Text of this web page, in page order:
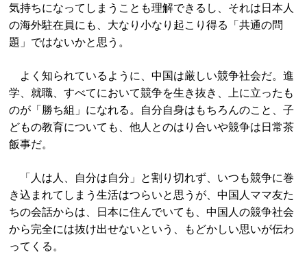
気持ちになってしまうことも理解できるし、それは日本人
の海外駐在員にも、大なり小なり起こり得る「共通の問
題」ではないかと思う。
よく知られているように、中国は厳しい競争社会だ。進
学、就職、すべてにおいて競争を生き抜き、上に立ったも
のが「勝ち組」になれる。自分自身はもちろんのこと、子
どもの教育についても、他人とのはり合いや競争は日常茶
飯事だ。
「人は人、自分は自分」と割り切れず、いつも競争に巻
き込まれてしまう生活はつらいと思うが、中国人ママ友た
ちの会話からは、日本に住んでいても、中国人の競争社会
から完全には抜け出せないという、もどかしい思いが伝わ
ってくる。